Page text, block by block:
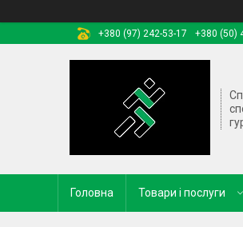
+380 (97) 242-53-17 +380 (50)
Головна Товари і послуги